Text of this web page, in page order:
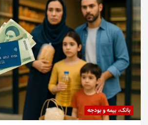
بانک، بیمه و بودجه